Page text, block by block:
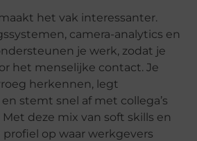
het vak interessanter.
camera-analytics en
je werk, zodat je
het menselijke contact. Je
herkennen, legt
stemt snel af met collega’s
deze mix van soft skills en
op waar werkgevers